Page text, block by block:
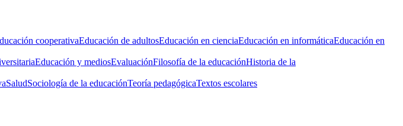
cooperativaEducación de adultosEducación en cienciaEducación en informáticaEducación en
Educación y mediosEvaluaciónFilosofía de la educaciónHistoria de la
SaludSociología de la educaciónTeoría pedagógicaTextos escolares